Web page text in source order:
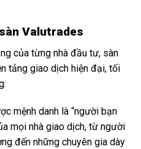
Valutrades
của từng nhà đầu tư, sàn
tảng giao dịch hiện đại, tối
mệnh danh là “người bạn
mọi nhà giao dịch, từ người
đến những chuyên gia dày